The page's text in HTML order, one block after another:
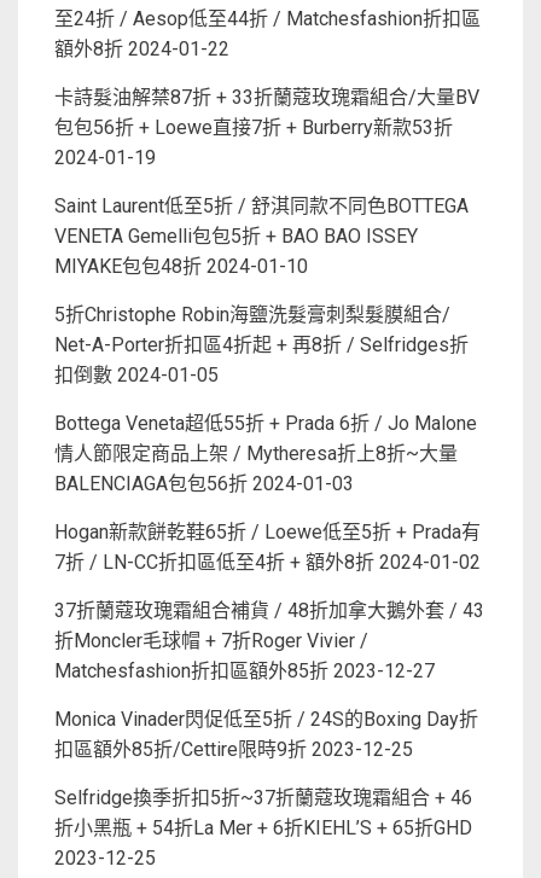
至24折 / Aesop低至44折 / Matchesfashion折扣區
額外8折 2024-01-22
卡詩髮油解禁87折 + 33折蘭蔻玫瑰霜組合/大量BV
包包56折 + Loewe直接7折 + Burberry新款53折
2024-01-19
Saint Laurent低至5折 / 舒淇同款不同色BOTTEGA
VENETA Gemelli包包5折 + BAO BAO ISSEY
MIYAKE包包48折 2024-01-10
5折Christophe Robin海鹽洗髮膏刺梨髮膜組合/
Net-A-Porter折扣區4折起 + 再8折 / Selfridges折
扣倒數 2024-01-05
Bottega Veneta超低55折 + Prada 6折 / Jo Malone
情人節限定商品上架 / Mytheresa折上8折~大量
BALENCIAGA包包56折 2024-01-03
Hogan新款餅乾鞋65折 / Loewe低至5折 + Prada有
7折 / LN-CC折扣區低至4折 + 額外8折 2024-01-02
37折蘭蔻玫瑰霜組合補貨 / 48折加拿大鵝外套 / 43
折Moncler毛球帽 + 7折Roger Vivier /
Matchesfashion折扣區額外85折 2023-12-27
Monica Vinader閃促低至5折 / 24S的Boxing Day折
扣區額外85折/Cettire限時9折 2023-12-25
Selfridge換季折扣5折~37折蘭蔻玫瑰霜組合 + 46
折小黑瓶 + 54折La Mer + 6折KIEHL’S + 65折GHD
2023-12-25